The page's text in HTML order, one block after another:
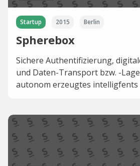
Startup 2015 Berlin
Spherebox
Sichere Authentifizierung,
und Daten-Transport bzw. -
autonom erzeugtes intelligfents